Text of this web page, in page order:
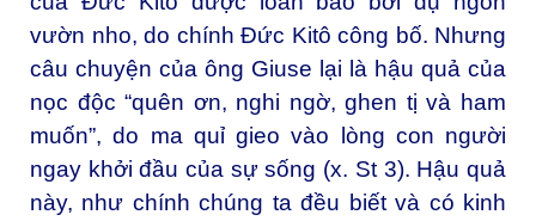
vườn nho, do chính Đức Kitô công bố. Nhưng
câu chuyện của ông Giuse lại là hậu quả của
nọc độc “quên ơn, nghi ngờ, ghen tị và ham
muốn”, do ma quỉ gieo vào lòng con người
ngay khởi đầu của sự sống (x. St 3). Hậu quả
này, như chính chúng ta đều biết và có kinh